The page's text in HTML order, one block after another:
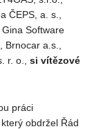
ČEPS, a. s.,
Software
a.s.,
r. o., si vítězové
práci
obdržel Řád